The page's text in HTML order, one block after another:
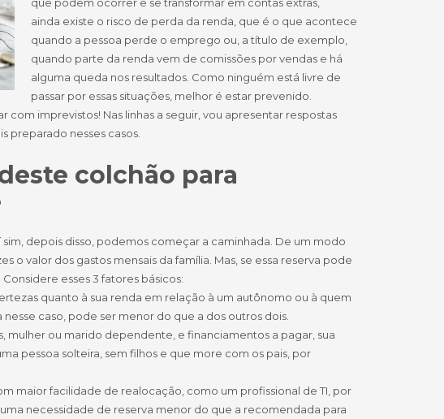
ainda existe o risco de perda da renda, que é o que acontece
quando a pessoa perde o emprego ou, a título de exemplo,
quando parte da renda vem de comissões por vendas e há
alguma queda nos resultados. Como ninguém está livre de
passar por essas situações, melhor é estar prevenido.
imprevistos! Nas linhas a seguir, vou apresentar respostas
preparado nesses casos.
colchão para
depois disso, podemos começar a caminhada. De um modo
o valor dos gastos mensais da família. Mas, se essa reserva pode
esses 3 fatores básicos:
quanto à sua renda em relação à um autônomo ou à quem
caso, pode ser menor do que a dos outros dois.
mulher ou marido dependente, e financiamentos a pagar, sua
pessoa solteira, sem filhos e que more com os pais, por
maior facilidade de realocação, como um profissional de TI, por
necessidade de reserva menor do que a recomendada para